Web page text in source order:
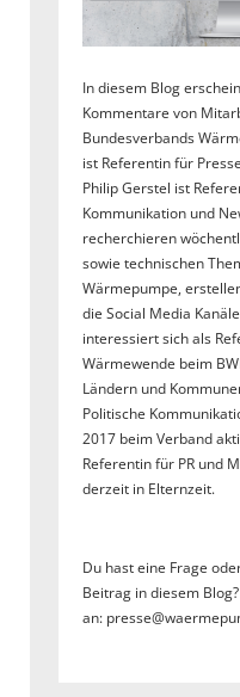
In diesem Blog
Kommentare von
Bundesverbands
ist Referentin für
Philip Gerstel ist
Kommunikation und
recherchieren
sowie technischen
Wärmepumpe,
die Social Media
interessiert sich als
Wärmewende beim
Ländern und
Politische
2017 beim Verband
Referentin für PR und
derzeit in Elternzeit.
Du hast eine Frage
Beitrag in diesem
an: